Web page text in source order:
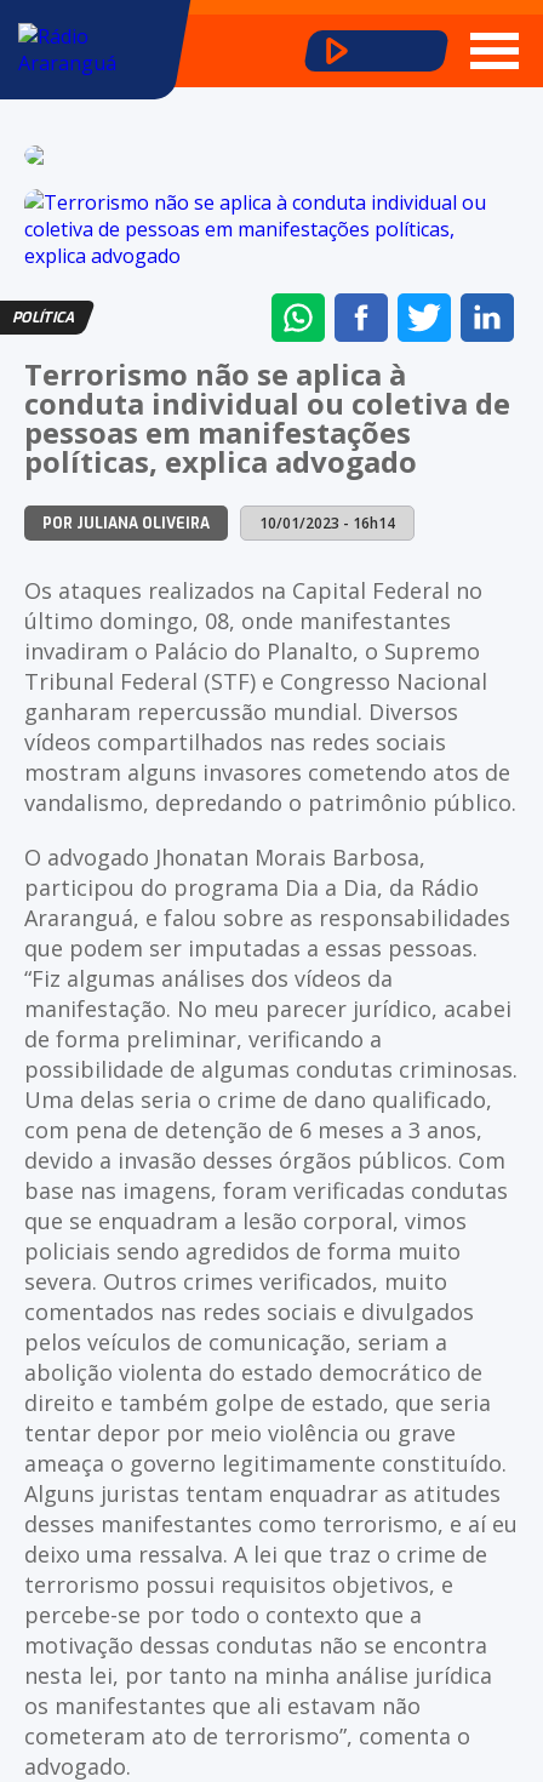
POLÍTICA
ENVIAR
NO
WHATSAPP
COMPARTILHAR
NO
FACEBOOK
NO
Terrorismo não se aplica à
conduta individual ou coletiva de
pessoas em manifestações
políticas, explica advogado
POR JULIANA OLIVEIRA 10/01/2023 - 16h14
Os ataques realizados na Capital Federal no
último domingo, 08, onde manifestantes
invadiram o Palácio do Planalto, o Supremo
Tribunal Federal (STF) e Congresso Nacional
ganharam repercussão mundial. Diversos
vídeos compartilhados nas redes sociais
mostram alguns invasores cometendo atos de
vandalismo, depredando o patrimônio público.
O advogado Jhonatan Morais Barbosa,
participou do programa Dia a Dia, da Rádio
Araranguá, e falou sobre as responsabilidades
que podem ser imputadas a essas pessoas.
“Fiz algumas análises dos vídeos da
manifestação. No meu parecer jurídico, acabei
de forma preliminar, verificando a
possibilidade de algumas condutas criminosas.
Uma delas seria o crime de dano qualificado,
com pena de detenção de 6 meses a 3 anos,
devido a invasão desses órgãos públicos. Com
base nas imagens, foram verificadas condutas
que se enquadram a lesão corporal, vimos
policiais sendo agredidos de forma muito
severa. Outros crimes verificados, muito
comentados nas redes sociais e divulgados
pelos veículos de comunicação, seriam a
abolição violenta do estado democrático de
direito e também golpe de estado, que seria
tentar depor por meio violência ou grave
ameaça o governo legitimamente constituído.
Alguns juristas tentam enquadrar as atitudes
desses manifestantes como terrorismo, e aí eu
deixo uma ressalva. A lei que traz o crime de
terrorismo possui requisitos objetivos, e
percebe-se por todo o contexto que a
motivação dessas condutas não se encontra
nesta lei, por tanto na minha análise jurídica
os manifestantes que ali estavam não
cometeram ato de terrorismo”, comenta o
advogado.